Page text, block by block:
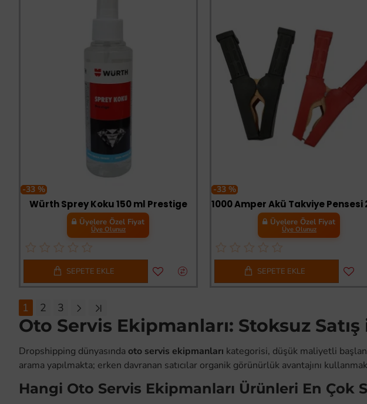
-33 %
Würth Sprey Koku 150 ml Prestige
Üyelere Özel Fiyat
Üye Olunuz
SEPETE EKLE
-33 %
Üyelere Özel Fiyat
Üye Olunuz
SEPETE EKLE
1 2 3
Oto Servis Ekipmanları: Stoksuz
Dropshipping dünyasında oto servis ekipmanları kategorisi, düşük maliyetli
arama yapılmakta; erken davranan satıcılar organik görünürlük avantajını
Hangi Oto Servis Ekipmanları Ürünleri En Çok